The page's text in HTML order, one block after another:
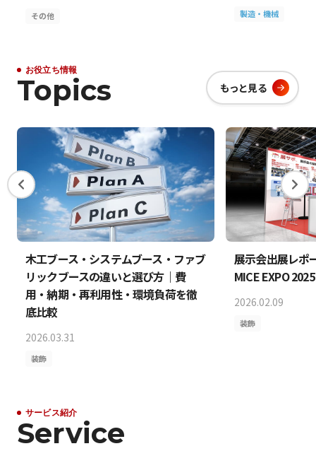
その他 製造・機械
お役立ち情報
Topics もっと見る
木工ブース・システムブース・ファブ
リックブースの違いと選び方｜費
用・納期・再利用性・環境負荷を徹
底比較
2026.03.31
装飾
展示会出展レポ
MICE EXPO
2026.02.09
装飾
サービス紹介
Service